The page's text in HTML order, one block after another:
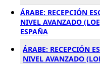
ÁRABE: RECEPCIÓN
NIVEL AVANZADO
ESPAÑA
ÁRABE: RECEPCIÓN
NIVEL AVANZADO